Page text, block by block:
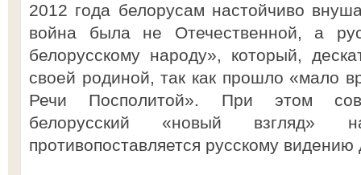
2012 года белорусам настойчиво
война была не Отечественной, а
белорусскому народу», который,
своей родиной, так как прошло «мало
Речи Посполитой». При этом
белорусский «новый
противопоставляется русскому